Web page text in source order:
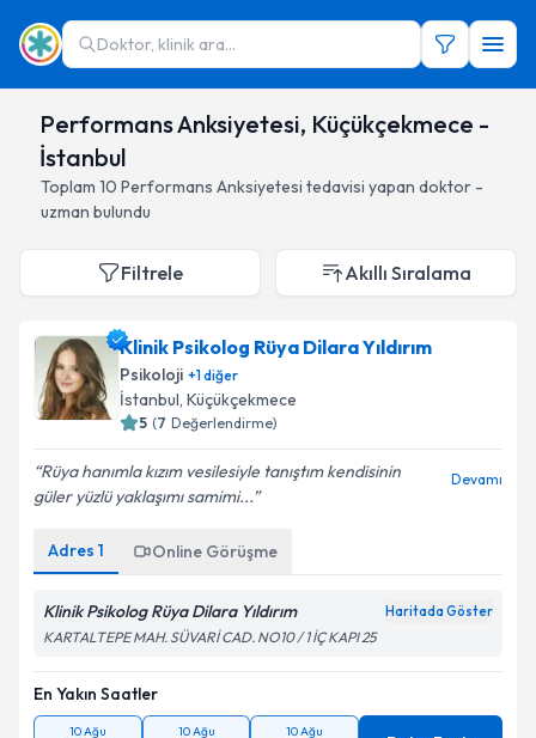
Doktor, klinik ara...
Performans Anksiyetesi, Küçükçekmece -
İstanbul
Toplam 10 Performans Anksiyetesi tedavisi yapan doktor -
uzman bulundu
Filtrele Akıllı Sıralama
Klinik Psikolog Rüya Dilara Yıldırım
Psikoloji +1diğer
İstanbul, Küçükçekmece
5 (7 Değerlendirme)
Rüya hanımla kızım vesilesiyle tanıştım kendisinin
güler yüzlü yaklaşımı samimi...
Devamı
Adres 1 Online Görüşme
Klinik Psikolog Rüya Dilara Yıldırım Haritada Göster
KARTALTEPE MAH. SÜVARİ CAD. NO10 / 1 İÇ KAPI 25
En Yakın Saatler
10 Ağu 10 Ağu 10 Ağu